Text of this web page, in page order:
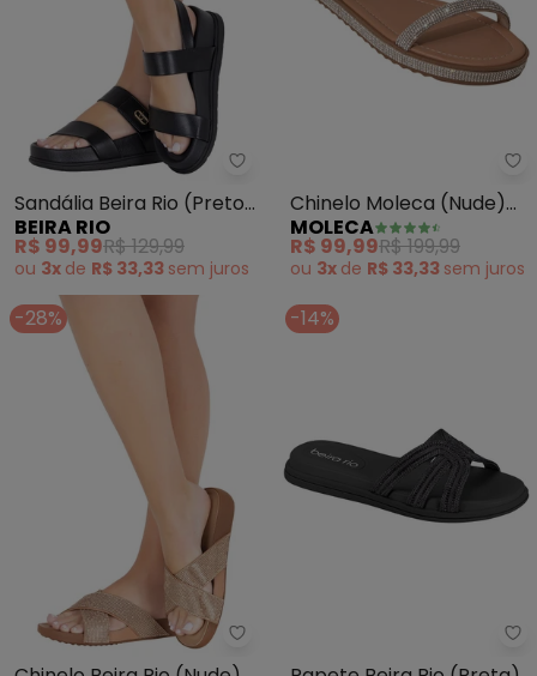
Beira Rio - Sandália Beira Rio
Sandália Beira Rio (Preto)
em Sintético
BEIRA RIO
R$ 99,99R$ 129,99
ou 3x de R$ 33,33 sem juros
Chinelo Moleca (Nude)
em Sintético
MOLECA
R$ 99,99R$ 199,99
ou 3x de R$ 33,33 sem juros
-28%
Beira Rio - Chinelo Beira Rio
-14%